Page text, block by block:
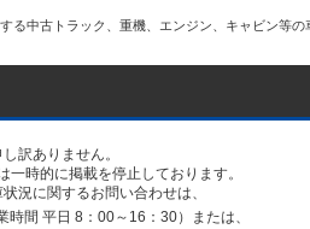
中古トラック、重機、エンジン、キャビン等の
し訳ありません。
一時的に掲載を停止しております。
況に関するお問い合わせは、
時間 平日 8：00～16：30）または、